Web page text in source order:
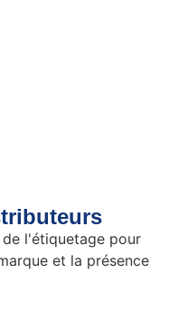
l'étiquetage pour
et la présence